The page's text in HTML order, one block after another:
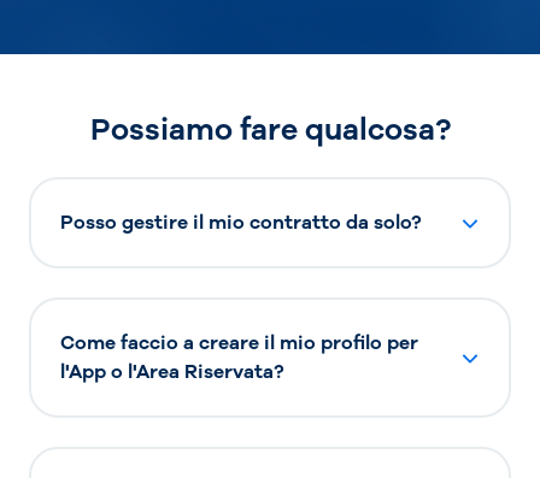
Possiamo fare qualcosa?
Posso gestire il mio contratto da solo?
Come faccio a creare il mio profilo per
l'App o l'Area Riservata?